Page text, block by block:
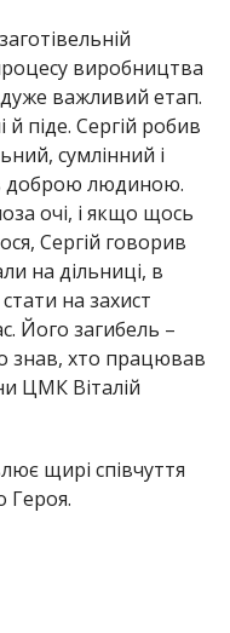
виробництва
важливий етап.
піде. Сергій робив
сумлінний і
доброю людиною.
очі, і якщо щось
Сергій говорив
на дільниці, в
на захист
Його загибель –
знав, хто працював
ЦМК Віталій
щирі співчуття
Героя.